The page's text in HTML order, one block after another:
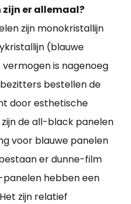
zijn er allemaal?
zijn monokristallijn
(blauwe
is nagenoeg
bestellen de
door esthetische
de all-black panelen
voor blauwe panelen
er dunne-film
hebben een
zijn relatief